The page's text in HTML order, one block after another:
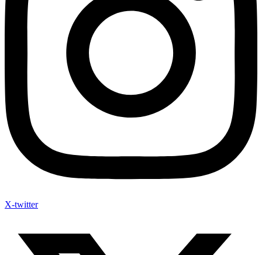
X-twitter